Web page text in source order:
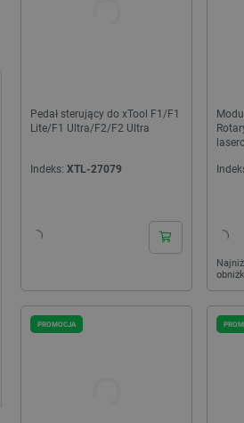
Pedał sterujący do xTool F1/F1
Lite/F1 Ultra/F2/F2 Ultra
Indeks: XTL-27079
PROMOCJA